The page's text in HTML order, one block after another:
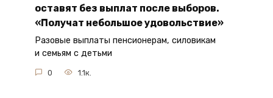
оставят без выплат после выборов.
«Получат небольшое удовольствие»
Разовые выплаты пенсионерам, силовикам
и семьям с детьми
0 1.1к.